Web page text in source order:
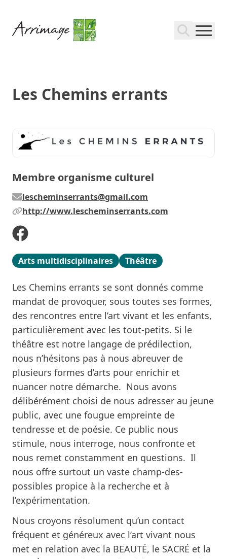
Les Chemins errants
Membre organisme culturel
lescheminserrants@gmail.com
http://www.lescheminserrants.com
Arts multidisciplinaires Théâtre
Les Chemins errants se sont donnés comme
mandat de provoquer, sous toutes ses formes,
des rencontres entre l’art vivant et les enfants,
particulièrement avec les tout-petits. Si le
théâtre est notre langage de prédilection,
nous n’hésitons pas à nous abreuver de
plusieurs formes d’arts pour enrichir et
nuancer notre démarche. Nous avons
délibérément choisi de nous adresser au jeune
public, avec une fougue empreinte de
tendresse et de poésie. Ce public nous
stimule, nous interroge, nous confronte et
nous remet constamment en questions. Il
nous offre surtout un vaste champ-des-
possibles propice à la recherche et à
l’expérimentation.
Nous croyons résolument qu’un contact
fréquent et généreux avec l’art vivant nous
met en relation avec la BEAUTÉ, le SACRÉ et la